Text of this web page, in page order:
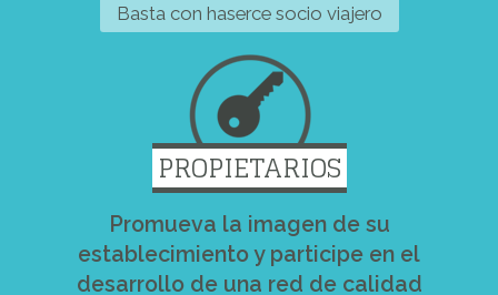
Basta con haserce socio viajero
PROPIETARIOS
Promueva la imagen de su
establecimiento y participe en el
desarrollo de una red de calidad